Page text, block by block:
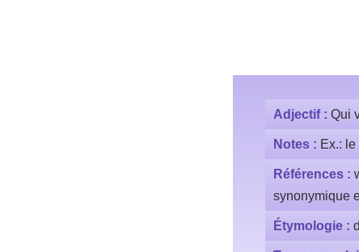
Adjectif : Qui
Notes : Ex.:
Références :
synonymique
Étymologie :